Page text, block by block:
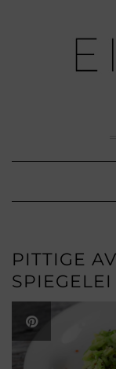
PITTIGE
SPIEGELEI